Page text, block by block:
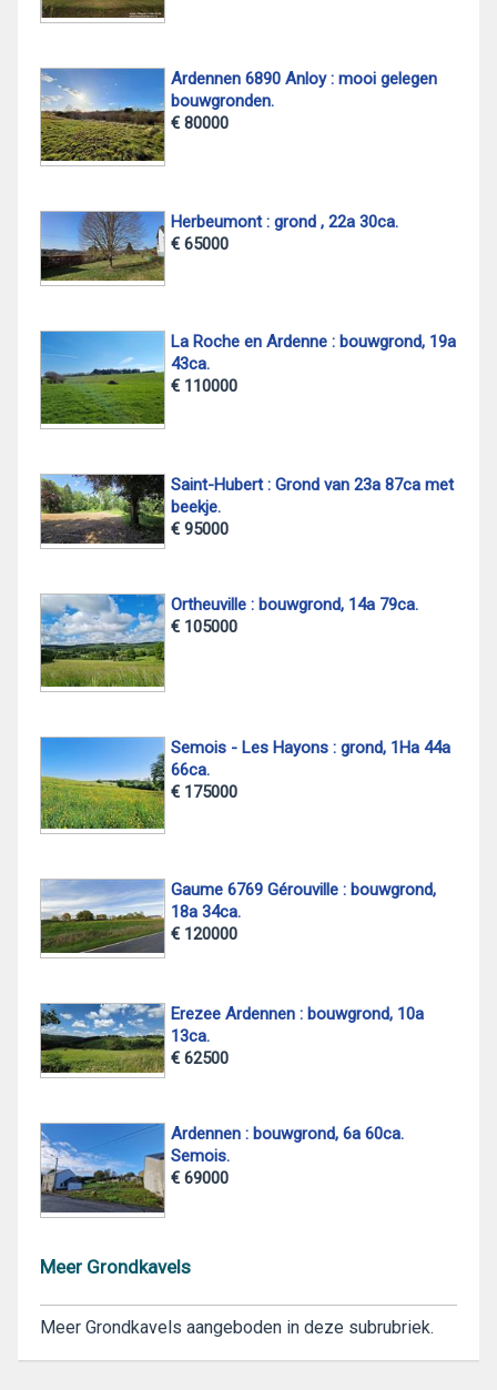
Ardennen 6890 Anloy : mooi gelegen
bouwgronden.
€ 80000
Herbeumont : grond , 22a 30ca.
€ 65000
La Roche en Ardenne : bouwgrond, 19a
43ca.
€ 110000
Saint-Hubert : Grond van 23a 87ca met
beekje.
€ 95000
Ortheuville : bouwgrond, 14a 79ca.
€ 105000
Semois - Les Hayons : grond, 1Ha 44a
66ca.
€ 175000
Gaume 6769 Gérouville : bouwgrond,
18a 34ca.
€ 120000
Erezee Ardennen : bouwgrond, 10a
13ca.
€ 62500
Ardennen : bouwgrond, 6a 60ca.
Semois.
€ 69000
Meer Grondkavels
Meer Grondkavels aangeboden in deze subrubriek.